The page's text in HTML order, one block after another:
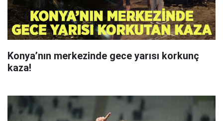
Konya’nın merkezinde gece yarısı korkunç
kaza!